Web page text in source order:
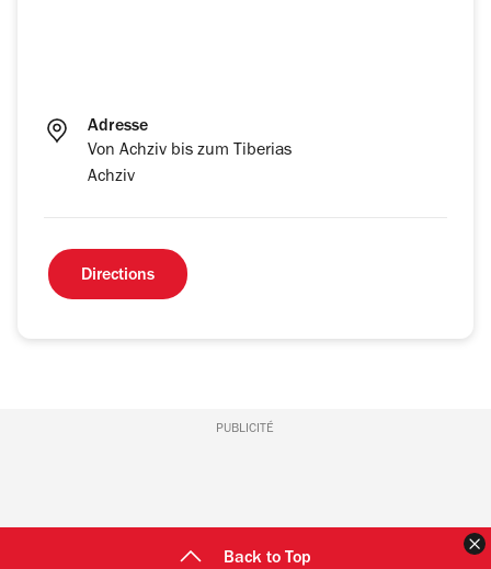
Adresse
Von Achziv bis zum Tiberias
Achziv
Directions
PUBLICITÉ
Back to Top